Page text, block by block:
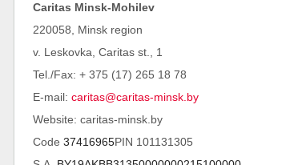
Caritas Minsk-Mohilev
220058, Minsk region
v. Leskovka, Caritas st., 1
Tel./Fax: + 375 (17) 265 18 78
E-mail: caritas@caritas-minsk.by
Website: caritas-minsk.by
Code 37416965PIN 101131305